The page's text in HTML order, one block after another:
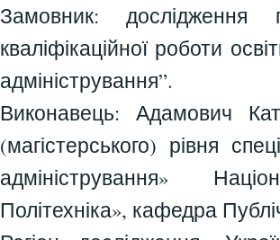
Замовник: дослідження
кваліфікаційної роботи
адміністрування”.
Виконавець: Адамович
(магістерського) рівня
адміністрування»
Політехніка», кафедра